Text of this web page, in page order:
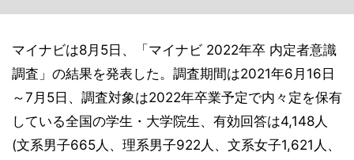
マイナビは8月5日、「マイナビ 2022年卒 内定者意識
調査」の結果を発表した。調査期間は2021年6月16日
～7月5日、調査対象は2022年卒業予定で内々定を保有
している全国の学生・大学院生、有効回答は4,148人
(文系男子665人、理系男子922人、文系女子1,621人、